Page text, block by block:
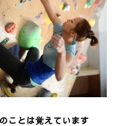
ことは覚えています